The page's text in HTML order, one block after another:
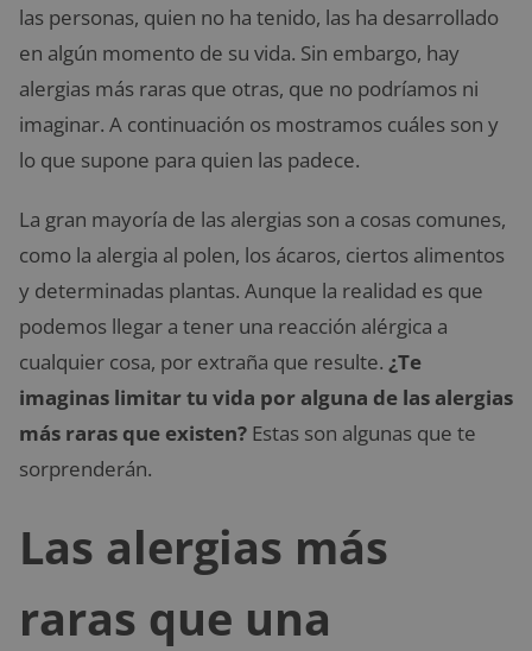
las personas, quien no ha tenido, las ha desarrollado
en algún momento de su vida. Sin embargo, hay
alergias más raras que otras, que no podríamos ni
imaginar. A continuación os mostramos cuáles son y
lo que supone para quien las padece.
La gran mayoría de las alergias son a cosas comunes,
como la alergia al polen, los ácaros, ciertos alimentos
y determinadas plantas. Aunque la realidad es que
podemos llegar a tener una reacción alérgica a
cualquier cosa, por extraña que resulte. ¿Te
imaginas limitar tu vida por alguna de las alergias
más raras que existen? Estas son algunas que te
sorprenderán.
Las alergias más
raras que una